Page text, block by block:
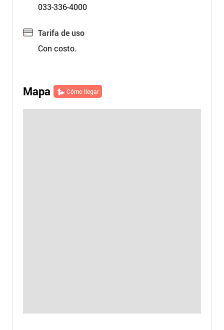
033-336-4000
Tarifa de uso
Con costo.
Mapa Cómo llegar